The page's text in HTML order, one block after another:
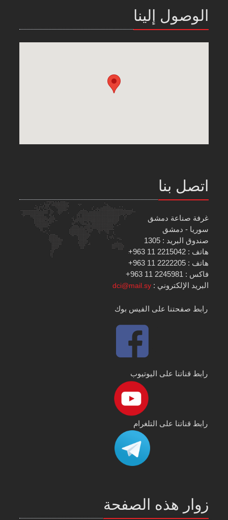
الوصول إلينا
اتصل بنا
غرفة صناعة دمشق
سوريا - دمشق
صندوق البريد : 1305
هاتف : 2215042 11 963+
هاتف : 2222205 11 963+
فاكس : 2245981 11 963+
البريد الإلكتروني :dci@mail.sy
رابط صفحتنا على الفيس بوك
رابط قناتنا على اليوتيوب
رابط قناتنا على التلغرام
زوار هذه الصفحة